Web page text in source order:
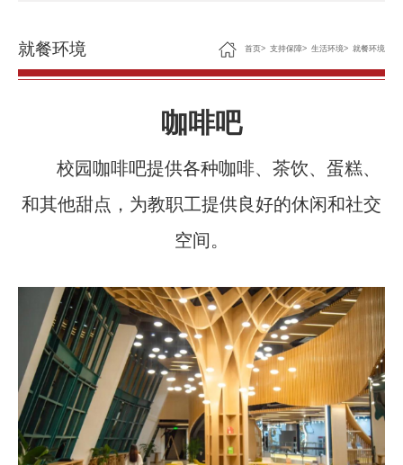
就餐环境 首页> 支持保障> 生活环境> 就餐环境
咖啡吧
校园咖啡吧提供各种咖啡、茶饮、蛋糕、
和其他甜点， 为教职工提供良好的休闲和社交
空间。